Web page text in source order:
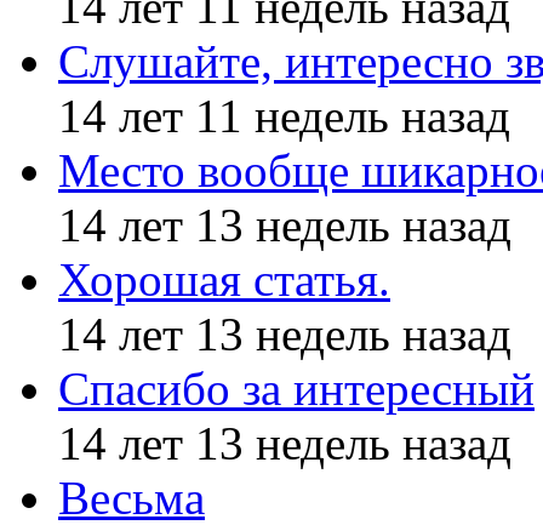
Слушайте, интересно
14 лет 11 недель назад
Место вообще
14 лет 13 недель назад
Хорошая статья.
14 лет 13 недель назад
Спасибо за интересный
14 лет 13 недель назад
Весьма